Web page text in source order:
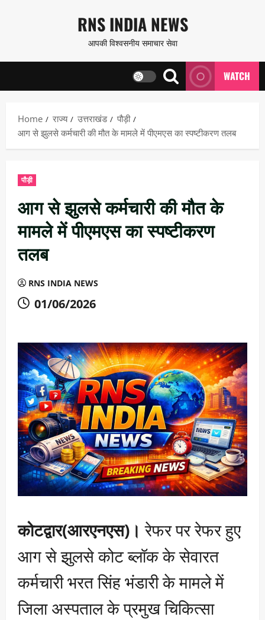
content
RNS INDIA NEWS
आपकी विश्वसनीय समाचार सेवा
WATCH
Home राज्य उत्तराखंड
पौड़ी
आग से झुलसे कर्मचारी की मौत के मामले में पीएमएस का स्पष्टीकरण तलब
पौड़ी
आग से झुलसे कर्मचारी की मौत के
मामले में पीएमएस का स्पष्टीकरण
तलब
RNS INDIA NEWS
01/06/2026
कोटद्वार(आरएनएस)। रेफर पर रेफर हुए
आग से झुलसे कोट ब्लॉक के सेवारत
कर्मचारी भरत सिंह भंडारी के मामले में
जिला अस्पताल के प्रमुख चिकित्सा